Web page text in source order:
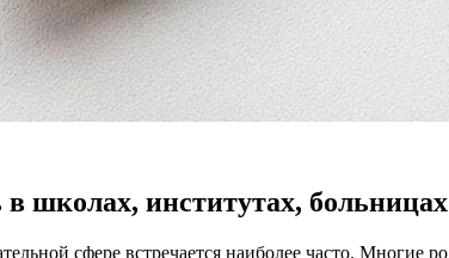
школах, институтах,
сфере встречается наиболее часто.